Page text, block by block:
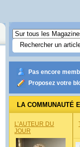
Pas encore
Proposez votre
LA COMMUNAUTÉ
L’AUTEUR DU
JOUR